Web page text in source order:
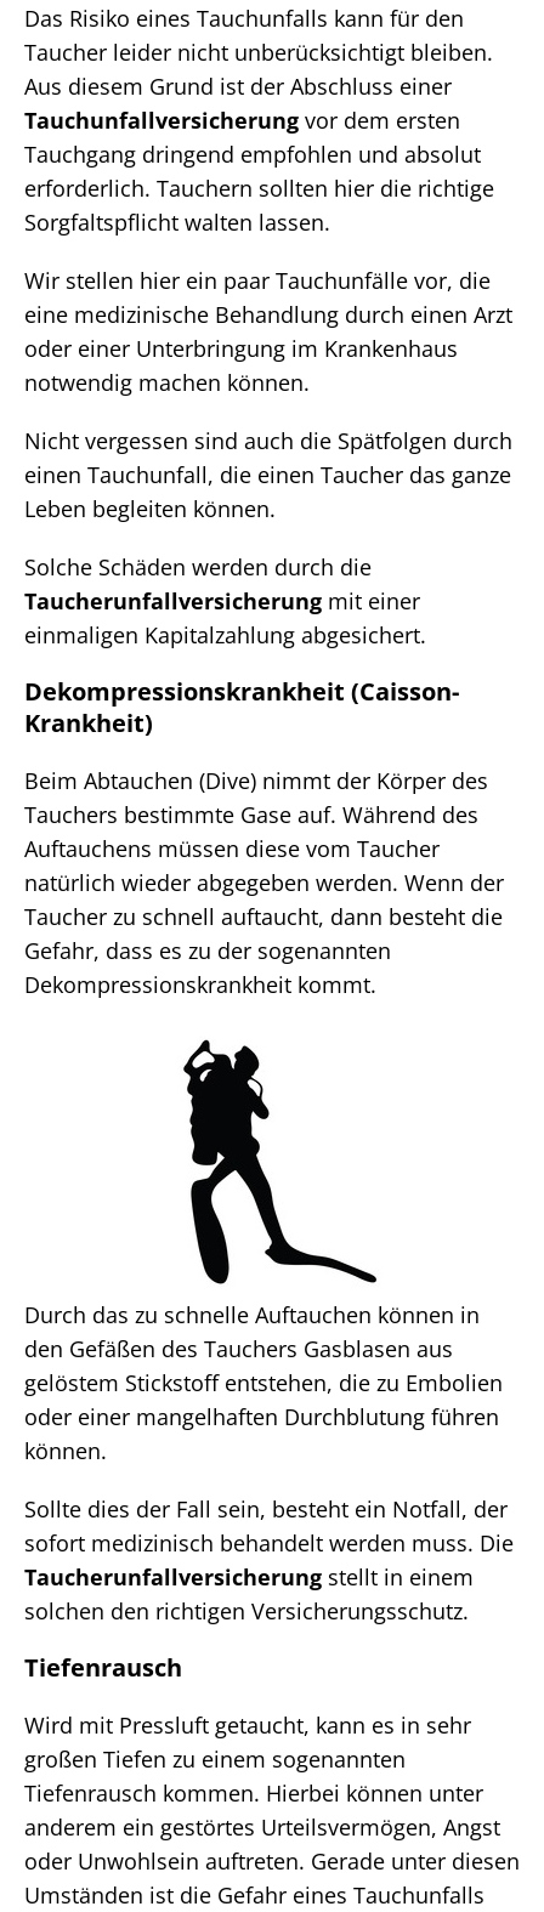
Das Risiko eines Tauchunfalls kann für den
Taucher leider nicht unberücksichtigt bleiben.
Aus diesem Grund ist der Abschluss einer
Tauchunfallversicherung vor dem ersten
Tauchgang dringend empfohlen und absolut
erforderlich. Tauchern sollten hier die richtige
Sorgfaltspflicht walten lassen.
Wir stellen hier ein paar Tauchunfälle vor, die
eine medizinische Behandlung durch einen Arzt
oder einer Unterbringung im Krankenhaus
notwendig machen können.
Nicht vergessen sind auch die Spätfolgen durch
einen Tauchunfall, die einen Taucher das ganze
Leben begleiten können.
Solche Schäden werden durch die
Taucherunfallversicherung mit einer
einmaligen Kapitalzahlung abgesichert.
Dekompressionskrankheit (Caisson-
Krankheit)
Beim Abtauchen (Dive) nimmt der Körper des
Tauchers bestimmte Gase auf. Während des
Auftauchens müssen diese vom Taucher
natürlich wieder abgegeben werden. Wenn der
Taucher zu schnell auftaucht, dann besteht die
Gefahr, dass es zu der sogenannten
Dekompressionskrankheit kommt.
Durch das zu schnelle Auftauchen können in
den Gefäßen des Tauchers Gasblasen aus
gelöstem Stickstoff entstehen, die zu Embolien
oder einer mangelhaften Durchblutung führen
können.
Sollte dies der Fall sein, besteht ein Notfall, der
sofort medizinisch behandelt werden muss. Die
Taucherunfallversicherung stellt in einem
solchen den richtigen Versicherungsschutz.
Tiefenrausch
Wird mit Pressluft getaucht, kann es in sehr
großen Tiefen zu einem sogenannten
Tiefenrausch kommen. Hierbei können unter
anderem ein gestörtes Urteilsvermögen, Angst
oder Unwohlsein auftreten. Gerade unter diesen
Umständen ist die Gefahr eines Tauchunfalls